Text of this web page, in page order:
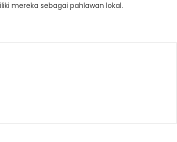
mereka sebagai pahlawan lokal.